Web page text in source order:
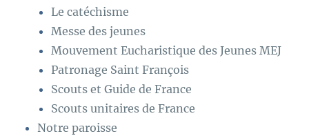
Le catéchisme
Messe des jeunes
Mouvement Eucharistique des Jeunes MEJ
Patronage Saint François
Scouts et Guide de France
Scouts unitaires de France
Notre paroisse